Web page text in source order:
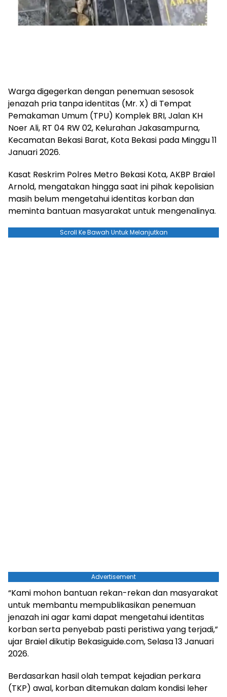
Warga digegerkan dengan penemuan sesosok
jenazah pria tanpa identitas (Mr. X) di Tempat
Pemakaman Umum (TPU) Komplek BRI, Jalan KH
Noer Ali, RT 04 RW 02, Kelurahan Jakasampurna,
Kecamatan Bekasi Barat, Kota Bekasi pada Minggu 11
Januari 2026.
Kasat Reskrim Polres Metro Bekasi Kota, AKBP Braiel
Arnold, mengatakan hingga saat ini pihak kepolisian
masih belum mengetahui identitas korban dan
meminta bantuan masyarakat untuk mengenalinya.
Scroll Ke Bawah Untuk Melanjutkan
Advertisement
“Kami mohon bantuan rekan-rekan dan masyarakat
untuk membantu mempublikasikan penemuan
jenazah ini agar kami dapat mengetahui identitas
korban serta penyebab pasti peristiwa yang terjadi,”
ujar Braiel dikutip Bekasiguide.com, Selasa 13 Januari
2026.
Berdasarkan hasil olah tempat kejadian perkara
(TKP) awal, korban ditemukan dalam kondisi leher